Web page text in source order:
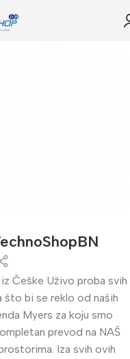
Češke Uživo proba svih
što bi se reklo od naših
Myers za koju smo
prevod na NAŠ
Iza svih ovih